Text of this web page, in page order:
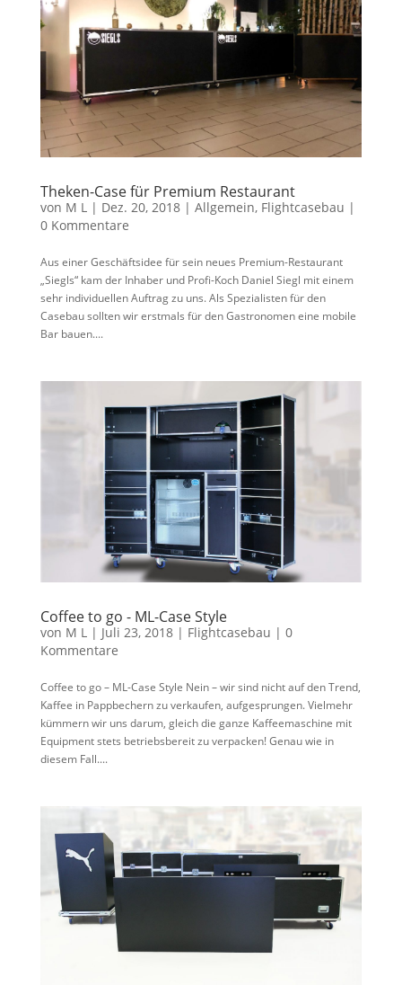
Theken-Case für Premium Restaurant
von M L| Dez. 20, 2018| Allgemein, Flightcasebau |
0 Kommentare
Aus einer Geschäftsidee für sein neues Premium-Restaurant
„Siegls“ kam der Inhaber und Profi-Koch Daniel Siegl mit einem
sehr individuellen Auftrag zu uns. Als Spezialisten für den
Casebau sollten wir erstmals für den Gastronomen eine mobile
Bar bauen....
Coffee to go -­ ML-­Case Style
von M L| Juli 23, 2018| Flightcasebau | 0
Kommentare
Coffee to go – ML-Case Style Nein – wir sind nicht auf den Trend,
Kaffee in Pappbechern zu verkaufen, aufgesprungen. Vielmehr
kümmern wir uns darum, gleich die ganze Kaffeemaschine mit
Equipment stets betriebsbereit zu verpacken! Genau wie in
diesem Fall....